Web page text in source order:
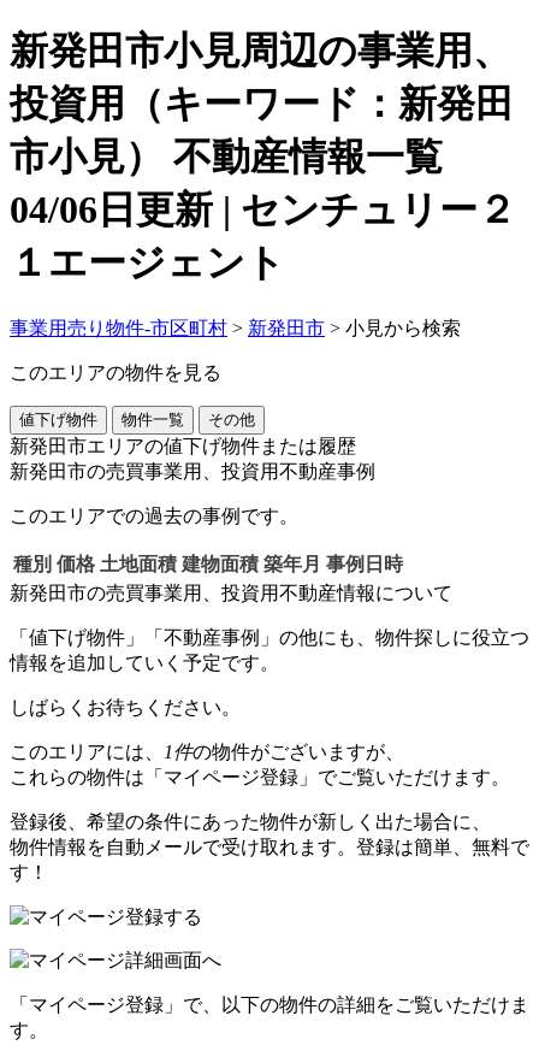
新発田市小見周辺の事業用、
投資用（キーワード：新発田
市小見） 不動産情報一覧
04/06日更新 | センチュリー２
１エージェント
事業用売り物件-市区町村 > 新発田市 > 小見から検索
このエリアの物件を見る
値下げ物件 物件一覧 その他
新発田市エリアの値下げ物件または履歴
新発田市の売買事業用、投資用不動産事例
このエリアでの過去の事例です。
種別 価格 土地面積 建物面積 築年月 事例日時
新発田市の売買事業用、投資用不動産情報について
「値下げ物件」「不動産事例」の他にも、物件探しに役立つ
情報を追加していく予定です。
しばらくお待ちください。
このエリアには、 1件の物件がございますが、
これらの物件は「マイページ登録」でご覧いただけます。
登録後、希望の条件にあった物件が新しく出た場合に、
物件情報を自動メールで受け取れます。登録は簡単、無料で
す！
「マイページ登録」で、以下の物件の詳細をご覧いただけま
す。